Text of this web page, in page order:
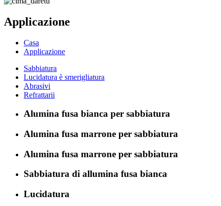
Applicazione
Casa
Applicazione
Sabbiatura
Lucidatura è smerigliatura
Abrasivi
Refrattarii
Alumina fusa bianca per sabbiatura
Alumina fusa marrone per sabbiatura
Alumina fusa marrone per sabbiatura
Sabbiatura di allumina fusa bianca
Lucidatura